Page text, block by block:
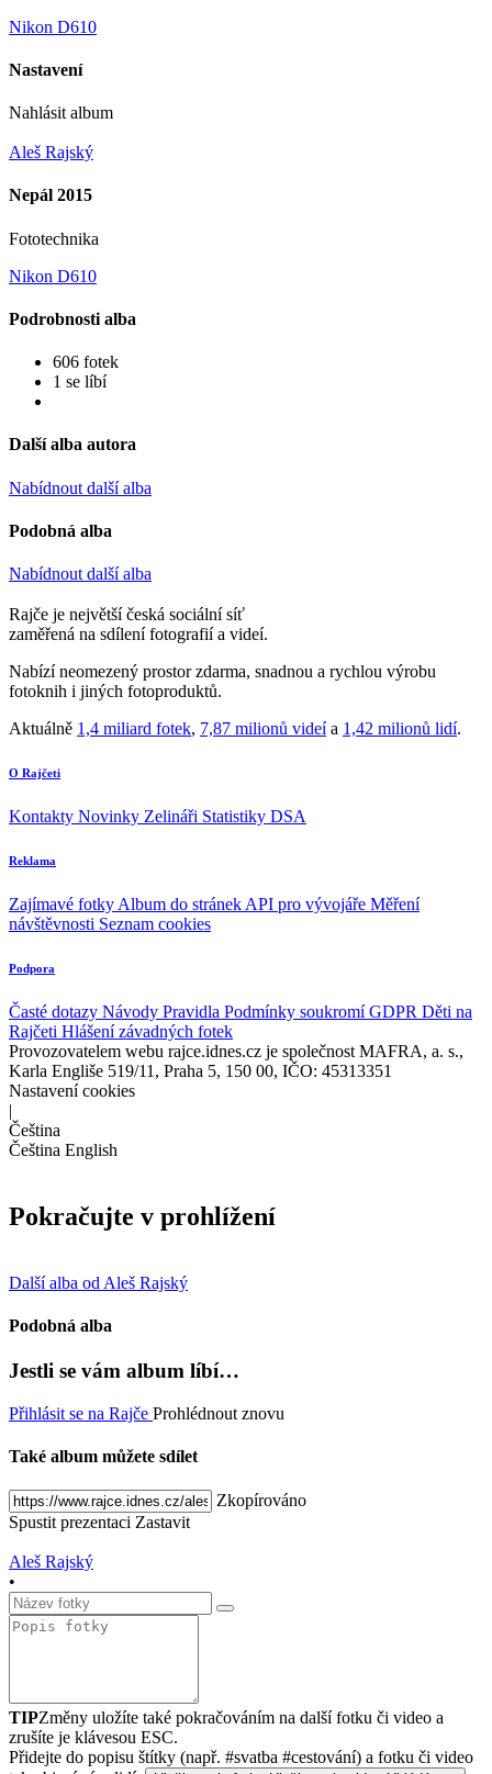
Nikon D610
Nastavení
Nahlásit album
Aleš Rajský
Nepál 2015
Fototechnika
Nikon D610
Podrobnosti alba
606 fotek
1 se líbí
Další alba autora
Nabídnout další alba
Podobná alba
Nabídnout další alba
Rajče je největší česká sociální síť
zaměřená na sdílení fotografií a videí.
Nabízí neomezený prostor zdarma, snadnou a rychlou výrobu
fotoknih i jiných fotoproduktů.
Aktuálně 1,4 miliard fotek, 7,87 milionů videía 1,42 milionů lidí.
O Rajčeti
Kontakty Novinky Zelináři Statistiky DSA
Reklama
Zajímavé fotky Album do stránek API pro vývojáře Měření
návštěvnosti Seznam cookies
Podpora
Časté dotazy Návody Pravidla Podmínky soukromíGDPR Děti na
Rajčeti Hlášení závadných fotek
Provozovatelem webu rajce.idnes.cz je společnost MAFRA, a. s.,
Karla Engliše 519/11, Praha 5, 150 00, IČO: 45313351
Nastavení cookies
|
Čeština
Čeština English
Pokračujte v prohlížení
Další alba od Aleš Rajský
Podobná alba
Jestli se vám album líbí…
Přihlásit se na Rajče Prohlédnout znovu
Také album můžete sdílet
Zkopírováno
Spustit prezentaci Zastavit
Aleš Rajský
•
TIPZměny uložíte také pokračováním na další fotku či video a
zrušíte je klávesou ESC.
Přidejte do popisu štítky (např. #svatba #cestování) a fotku či video